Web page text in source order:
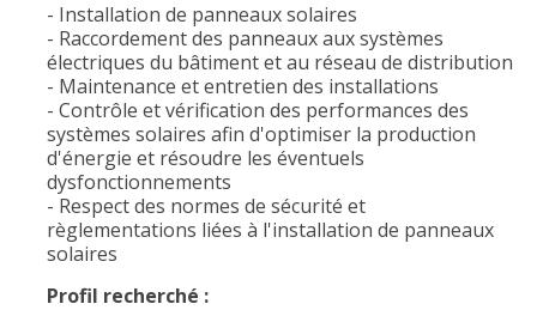
- Installation de panneaux solaires
- Raccordement des panneaux aux systèmes
électriques du bâtiment et au réseau de distribution
- Maintenance et entretien des installations
- Contrôle et vérification des performances des
systèmes solaires afin d'optimiser la production
d'énergie et résoudre les éventuels
dysfonctionnements
- Respect des normes de sécurité et
règlementations liées à l'installation de panneaux
solaires
Profil recherché :